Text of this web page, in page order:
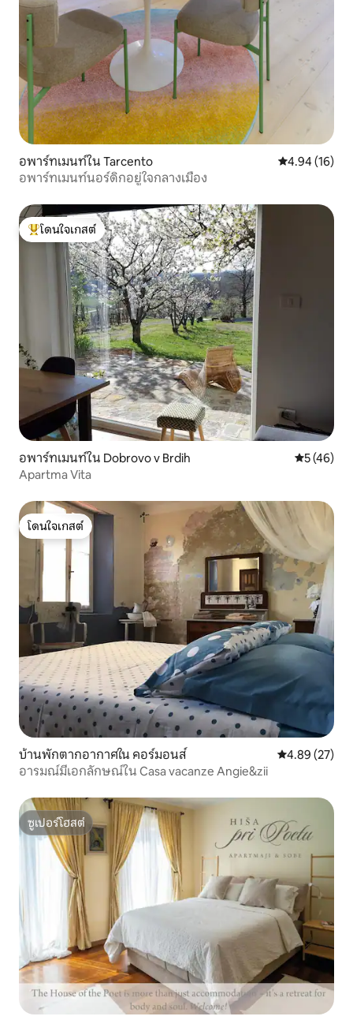
อพาร์ทเมนท์ใน Tarcento คะแนนเฉลี่ย
4.94 (16)
อพาร์ทเมนท์นอร์ดิกอยู่ใจกลางเมือง
โดนใจเกสต์ที่สุด
โดนใจเกสต์
อพาร์ทเมนท์ใน Dobrovo v Brdih คะแนนเฉลี่
5 (46)
Apartma Vita
โดนใจเกสต์
โดนใจเกสต์
บ้านพักตากอากาศใน คอร์มอนส์ คะแนนเฉลี่ย
4.89 (27)
อารมณ์มีเอกลักษณ์ใน Casa vacanze Angie&zii
ซูเปอร์โฮสต์
ซูเปอร์โฮสต์